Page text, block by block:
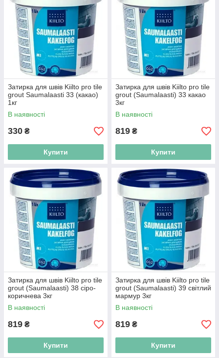
Затирка для швів Kiilto pro tile
grout Saumalaasti 33 (какао)
1кг
В наявності
330 ₴
Купити
Затирка для швів Kiilto pro tile
grout (Saumalaasti) 33 какао
3кг
В наявності
819 ₴
Купити
Затирка для швів Kiilto pro tile
grout (Saumalaasti) 38 сіро-
коричнева 3кг
В наявності
819 ₴
Купити
Затирка для швів Kiilto pro tile
grout (Saumalaasti) 39 світлий
мармур 3кг
В наявності
819 ₴
Купити